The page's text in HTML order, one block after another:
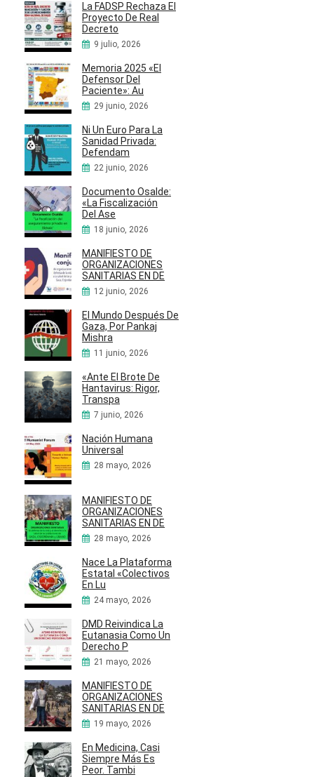
La FADSP Rechaza El
Proyecto De Real
Decreto
9 julio, 2026
Memoria 2025 «El
Defensor Del
Paciente»: Au
29 junio, 2026
Ni Un Euro Para La
Sanidad Privada:
Defendam
22 junio, 2026
Documento Osalde:
«La Fiscalización
Del Ase
18 junio, 2026
MANIFIESTO DE
ORGANIZACIONES
SANITARIAS EN DE
12 junio, 2026
El Mundo Después De
Gaza, Por Pankaj
Mishra
11 junio, 2026
«Ante El Brote De
Hantavirus: Rigor,
Transpa
7 junio, 2026
Nación Humana
Universal
28 mayo, 2026
MANIFIESTO DE
ORGANIZACIONES
SANITARIAS EN DE
28 mayo, 2026
Nace La Plataforma
Estatal «Colectivos
En Lu
24 mayo, 2026
DMD Reivindica La
Eutanasia Como Un
Derecho P
21 mayo, 2026
MANIFIESTO DE
ORGANIZACIONES
SANITARIAS EN DE
19 mayo, 2026
En Medicina, Casi
Siempre Más Es
Peor. Tambi